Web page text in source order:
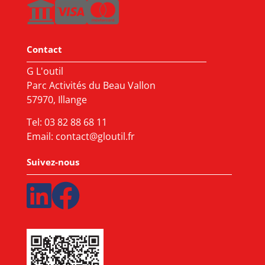
Contact
G L'outil
Parc Activités du Beau Vallon
57970, Illange
Tel: 03 82 88 68 11
Email: contact@gloutil.fr
Suivez-nous